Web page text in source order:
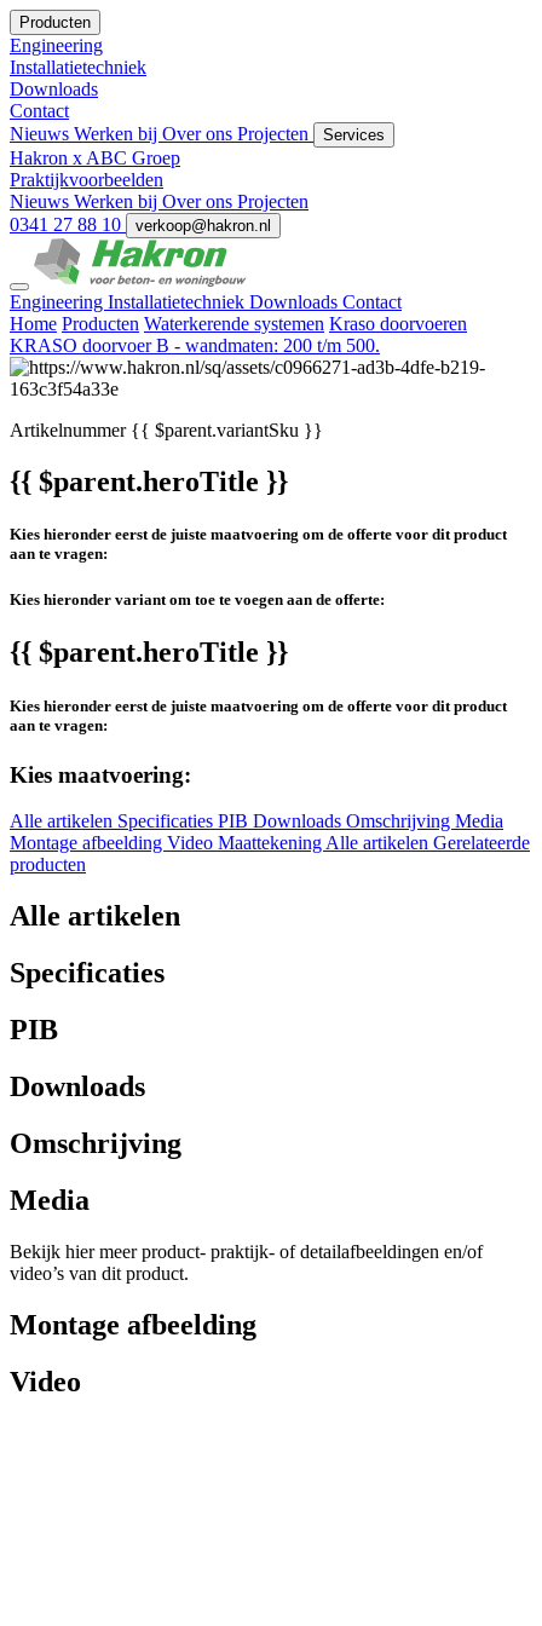
Producten
Engineering
Installatietechniek
Downloads
Contact
Nieuws Werken bij Over ons Projecten Services
Hakron x ABC Groep
Praktijkvoorbeelden
Nieuws Werken bij Over ons Projecten
0341 27 88 10
verkoop@hakron.nl
Engineering Installatietechniek Downloads Contact
Home Producten Waterkerende systemen Kraso doorvoeren
KRASO doorvoer B - wandmaten: 200 t/m 500.
Artikelnummer{{ $parent.variantSku }}
{{ $parent.heroTitle }}
Kies hieronder eerst de juiste maatvoering om de offerte voor dit product
aan te vragen:
Kies hieronder variant om toe te voegen aan de offerte:
{{ $parent.heroTitle }}
Kies hieronder eerst de juiste maatvoering om de offerte voor dit product
aan te vragen:
Kies maatvoering:
Alle artikelen Specificaties PIB Downloads Omschrijving Media
Montage afbeelding Video MaattekeningAlle artikelen Gerelateerde
producten
Alle artikelen
Specificaties
PIB
Downloads
Omschrijving
Media
Bekijk hier meer product- praktijk- of detailafbeeldingen en/of
video’s van dit product.
Montage afbeelding
Video